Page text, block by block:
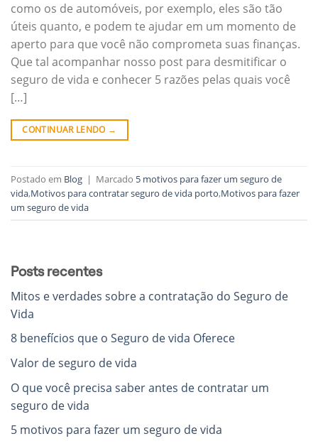
como os de automóveis, por exemplo, eles são tão
úteis quanto, e podem te ajudar em um momento de
aperto para que você não comprometa suas finanças.
Que tal acompanhar nosso post para desmitificar o
seguro de vida e conhecer 5 razões pelas quais você
[…]
CONTINUAR LENDO →
Postado em Blog | Marcado 5 motivos para fazer um seguro de
vida,Motivos para contratar seguro de vida porto,Motivos para fazer
um seguro de vida
Posts recentes
Mitos e verdades sobre a contratação do Seguro de
Vida
8 benefícios que o Seguro de vida Oferece
Valor de seguro de vida
O que você precisa saber antes de contratar um
seguro de vida
5 motivos para fazer um seguro de vida